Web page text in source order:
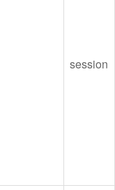
session